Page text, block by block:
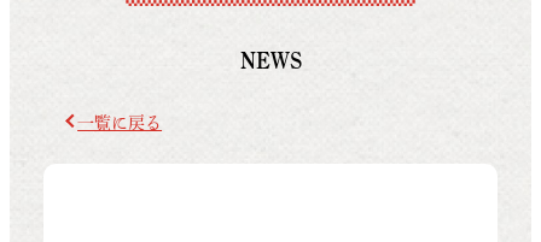
NEWS
一覧に戻る